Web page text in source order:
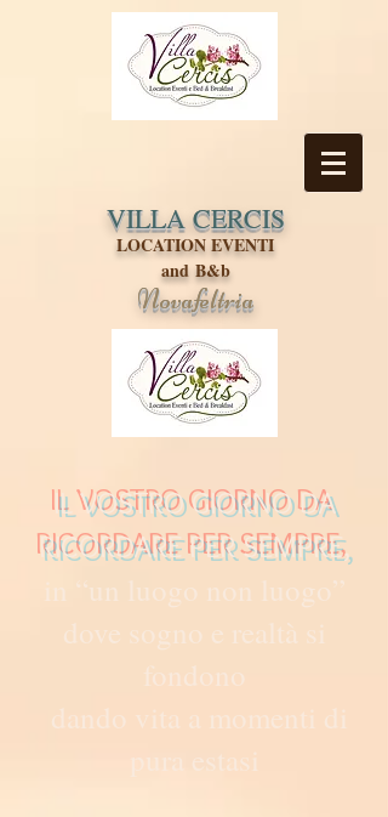
VILLA CERCIS
LOCATION EVENTI
and B&b
Novafeltria
IL VOSTRO GIORNO DA
RICORDARE PER SEMPRE,